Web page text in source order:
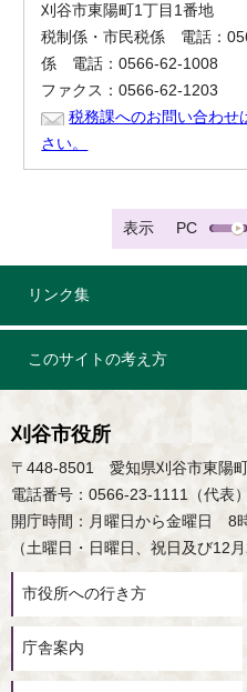
刈谷市東陽町1丁目1番地
税制係・市民税係 電話：
係 電話：0566-62-1008
ファクス：0566-62-1203
税務課へのお問い合わせ
さい。
表示 PC
リンク集
このサイトの考え方
刈谷市役所
〒448-8501 愛知県刈谷市東陽
電話番号：0566-23-1111（代表）
開庁時間：月曜日から金曜日 8
（土曜日・日曜日、祝日及び12
市役所への行き方
庁舎案内